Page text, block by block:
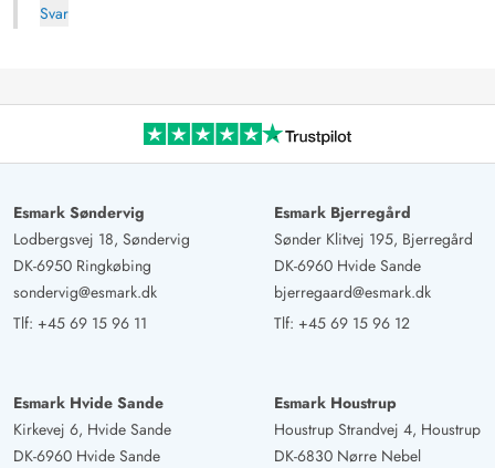
Svar
Esmark Søndervig
Lodbergsvej 18, Søndervig
DK-6950 Ringkøbing
sondervig@esmark.dk
Tlf: +45 69 15 96 11
Esmark Bjerregård
Sønder Klitvej 195, Bjerregård
DK-6960 Hvide Sande
bjerregaard@esmark.dk
Tlf: +45 69 15 96 12
Esmark Hvide Sande
Kirkevej 6, Hvide Sande
DK-6960 Hvide Sande
Esmark Houstrup
Houstrup Strandvej 4, Houstrup
DK-6830 Nørre Nebel